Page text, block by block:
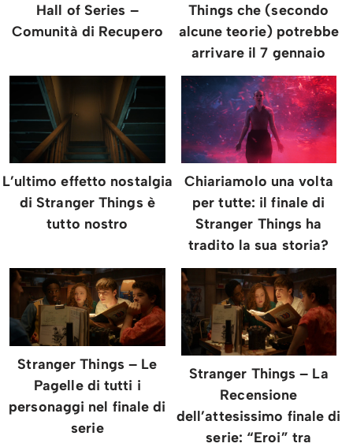
Hall of Series –
Comunità di Recupero
Things che (secondo
alcune teorie) potrebbe
arrivare il 7 gennaio
L’ultimo effetto nostalgia
di Stranger Things è
tutto nostro
Chiariamolo una volta
per tutte: il finale di
Stranger Things ha
tradito la sua storia?
Stranger Things – Le
Pagelle di tutti i
personaggi nel finale di
serie
Stranger Things – La
Recensione
dell’attesissimo finale di
serie: “Eroi” tra